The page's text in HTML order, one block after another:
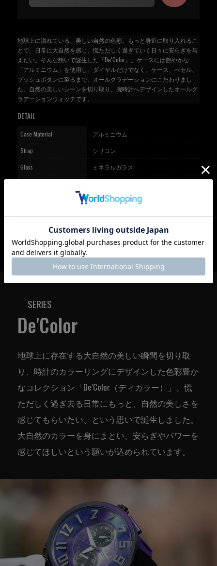
地球上に溢れている、美しい自然の色彩。もっと身近に取り入れるこ
とで、日常に大自然を感じ、慌ただしく過ぎていく日々に安らぎを与
えたい。そんな想いで誕生した『De’Color』。ケースには艶やかな
「アルミニウム」を使用し、ダイヤルだけでなく、ケース、べセル、
プッシュボタンに至るまで、オールグラデーションにこだわりまし
た。自然の美しいシーンを切り取り、腕時計へデザインしたオールグ
ラデーションウォッチです。
DETAIL
Case Material
アルミニウム
Strap
シリコン
Glass
ミネラルガラス
クオーツ・クロノグラフ機能
Water resistant
10気圧防水
SERIES
De'Color
地球上に存在する大自然の美しい瞬間を切り取
り、時計のカラーリングにデザインした色彩豊か
なコレクション「De’Color（ディカラー）」。慌
ただしく過ぎ去る日常にもっと、自然の美しさを
感じてもらいたい、という思いで誕生しました。
大自然のカラーを身にまとい、安らぎやパワーを
感じてほしいという願いが込められています。